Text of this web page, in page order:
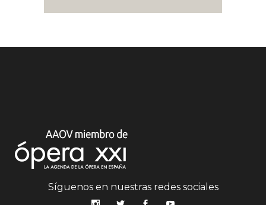
Síguenos en nuestras redes sociales